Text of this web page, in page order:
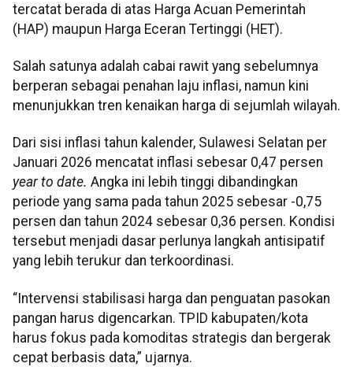
tercatat berada di atas Harga Acuan Pemerintah
(HAP) maupun Harga Eceran Tertinggi (HET).
Salah satunya adalah cabai rawit yang sebelumnya
berperan sebagai penahan laju inflasi, namun kini
menunjukkan tren kenaikan harga di sejumlah wilayah.
Dari sisi inflasi tahun kalender, Sulawesi Selatan per
Januari 2026 mencatat inflasi sebesar 0,47 persen
year to date. Angka ini lebih tinggi dibandingkan
periode yang sama pada tahun 2025 sebesar -0,75
persen dan tahun 2024 sebesar 0,36 persen. Kondisi
tersebut menjadi dasar perlunya langkah antisipatif
yang lebih terukur dan terkoordinasi.
“Intervensi stabilisasi harga dan penguatan pasokan
pangan harus digencarkan. TPID kabupaten/kota
harus fokus pada komoditas strategis dan bergerak
cepat berbasis data,” ujarnya.